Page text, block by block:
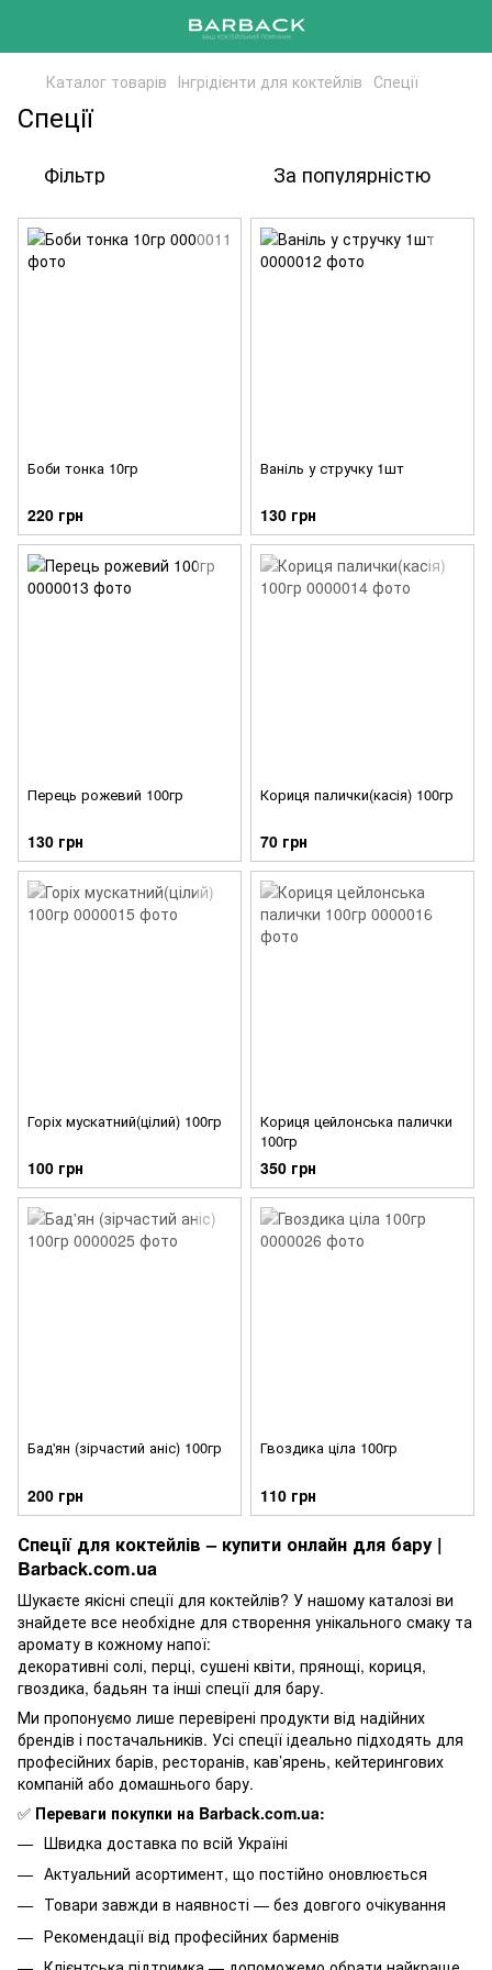
Каталог товарів Інгрідієнти для коктейлів Спеції
Спеції
Фільтр За популярністю
Боби тонка 10гр
220 грн
Ваніль у стручку 1шт
130 грн
Перець рожевий 100гр
130 грн
Кориця палички(касія) 100гр
70 грн
Горіх мускатний(цілий) 100гр
100 грн
Кориця цейлонська палички
100гр
350 грн
Бад'ян (зірчастий аніс) 100гр
200 грн
Гвоздика ціла 100гр
110 грн
Спеції для коктейлів – купити онлайн для бару |
Barback.com.ua
Шукаєте якісні спеції для коктейлів? У нашому каталозі ви
знайдете все необхідне для створення унікального смаку та
аромату в кожному напої:
декоративні солі, перці, сушені квіти, прянощі, кориця,
гвоздика, бадьян та інші спеції для бару.
Ми пропонуємо лише перевірені продукти від надійних
брендів і постачальників. Усі спеції ідеально підходять для
професійних барів, ресторанів, кав’ярень, кейтерингових
компаній або домашнього бару.
✅ Переваги покупки на Barback.com.ua:
Швидка доставка по всій Україні
Актуальний асортимент, що постійно оновлюється
Товари завжди в наявності — без довгого очікування
Рекомендації від професійних барменів